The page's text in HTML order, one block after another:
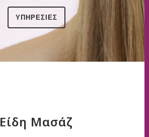
ΥΠΗΡΕΣΙΕΣ
Είδη Μασάζ